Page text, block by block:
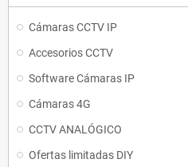
Cámaras CCTV IP
Accesorios CCTV
Software Cámaras IP
Cámaras 4G
CCTV ANALÓGICO
Ofertas limitadas DIY